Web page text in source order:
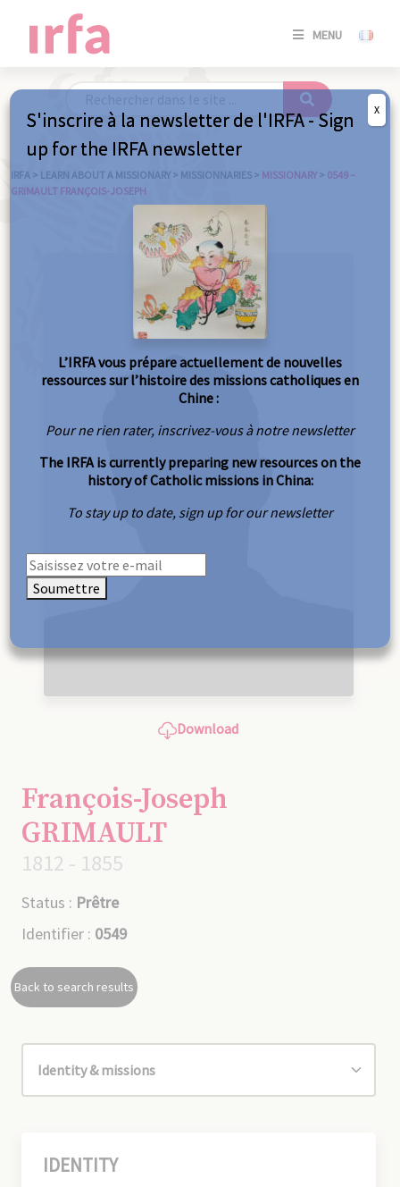
MENU
SE
/
IRFA > LEARN ABOUT A MISSIONARY > MISSIONNARIES > MISSIONARY > 0549 –
GRIMAULT FRANÇOIS-JOSEPH
Download
François-Joseph
GRIMAULT
1812 - 1855
Status : Prêtre
Identifier : 0549
Back to search results
IDENTITY
S'inscrire à la newsletter de l'IRFA - Sign
up for the IRFA newsletter
L’IRFA vous prépare actuellement de nouvelles
ressources sur l’histoire des missions catholiques en
Chine :
Pour ne rien rater, inscrivez-vous à notre newsletter
The IRFA is currently preparing new resources on the
history of Catholic missions in China:
To stay up to date, sign up for our newsletter
Soumettre
X